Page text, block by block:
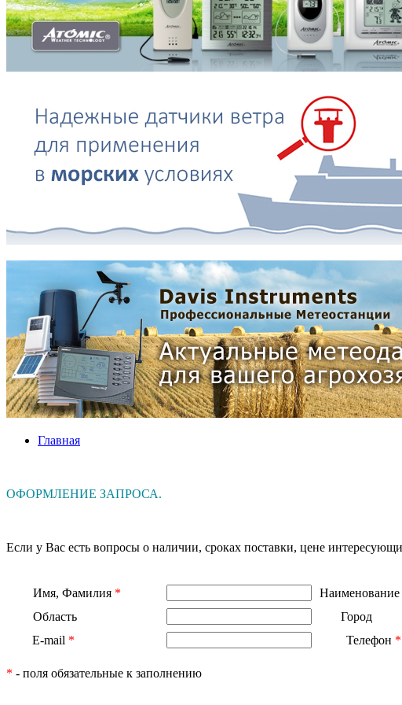
Главная
ОФОРМЛЕНИЕ ЗАПРОСА.
Если у Вас есть вопросы о наличии, сроках поставки, цене
Имя, Фамилия *
Область
E-mail *
Наименование
Город
Телефон *
* - поля обязательные к заполнению